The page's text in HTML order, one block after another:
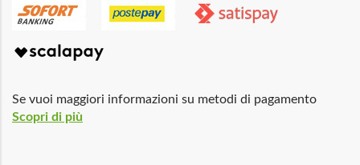
Se vuoi maggiori informazioni su metodi di pagamento
Scopri di più